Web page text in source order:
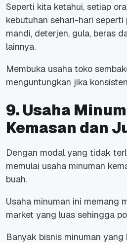
Seperti kita ketahui, setiap
kebutuhan sehari-hari seperti
mandi, deterjen, gula, beras
lainnya.
Membuka usaha toko
menguntungkan jika
9. Usaha
Kemasan dan
Dengan modal yang tidak
memulai usaha minuman
buah.
Usaha minuman ini memang
market yang luas sehingga
Banyak bisnis minuman